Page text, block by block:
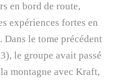
en bord de route,
expériences fortes en
Dans le tome précédent
le groupe avait passé
montagne avec Kraft,